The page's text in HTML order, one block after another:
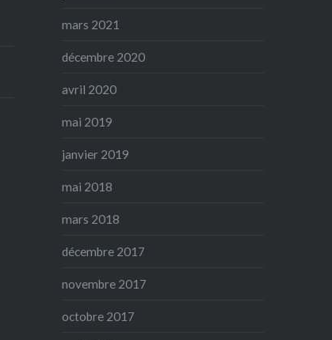
mars 2021
décembre 2020
avril 2020
mai 2019
janvier 2019
mai 2018
mars 2018
décembre 2017
novembre 2017
octobre 2017